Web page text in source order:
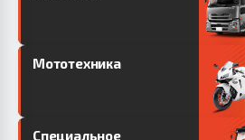
Мототехника
Специальное